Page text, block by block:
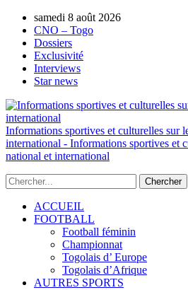
samedi 8 août 2026
CNO – Togo
Dossiers
Exclusivité
Interviews
Star news
Informations sportives et culturelles sur
international - Informations sportives et
national et international
ACCUEIL
FOOTBALL
Football féminin
Championnat
Togolais d’ Europe
Togolais d’Afrique
AUTRES SPORTS